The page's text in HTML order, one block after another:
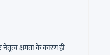
क्षमता के कारण ही